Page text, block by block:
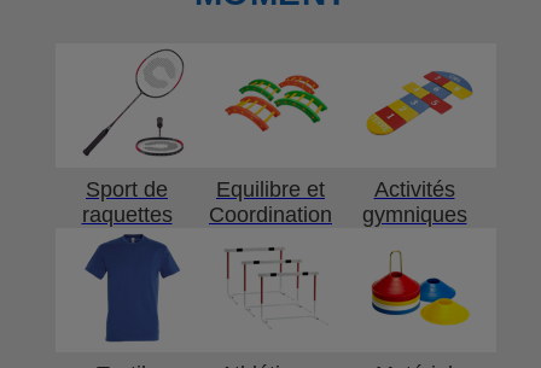
Sport de
raquettes
Equilibre et
Coordination
Activités
gymniques